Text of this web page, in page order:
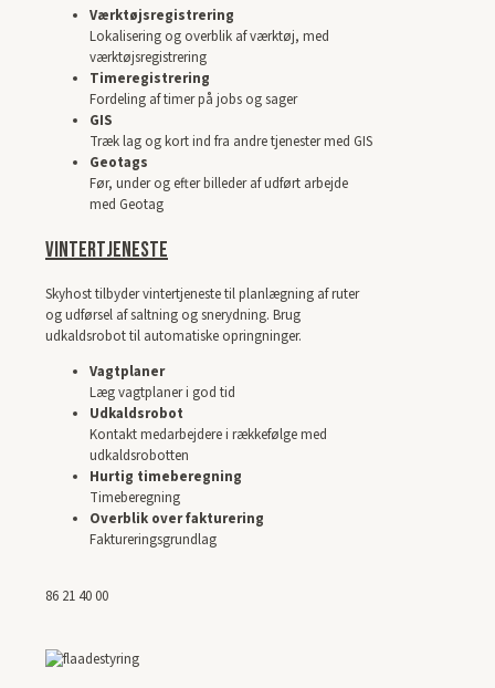
Værktøjsregistrering
Lokalisering og overblik af værktøj, med
værktøjsregistrering
Timeregistrering
Fordeling af timer på jobs og sager
GIS
Træk lag og kort ind fra andre tjenester med GIS
Geotags
Før, under og efter billeder af udført arbejde
med Geotag
Vintertjeneste
Skyhost tilbyder vintertjeneste til planlægning af ruter
og udførsel af saltning og snerydning. Brug
udkaldsrobot til automatiske opringninger.
Vagtplaner
Læg vagtplaner i god tid
Udkaldsrobot
Kontakt medarbejdere i rækkefølge med
udkaldsrobotten
Hurtig timeberegning
Timeberegning
Overblik over fakturering
Faktureringsgrundlag
86 21 40 00